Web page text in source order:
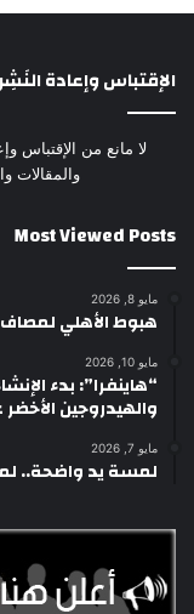
الإقتباس وإعادة
لا مانع من الإقتباس
والمقالات
Most Viewed Posts
مايو 8, 2026
هبوط الأهلي لمصاف
مايو 10, 2026
“هاينفرا”: بدء
والهيدروجين الأخضر عام
مايو 7, 2026
لمسة يد واضحة..